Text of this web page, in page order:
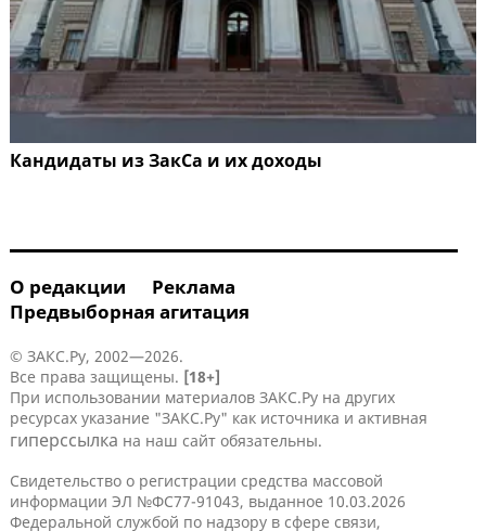
Кандидаты из ЗакСа и их доходы
О редакции
Реклама
Предвыборная агитация
© ЗАКС.Ру, 2002—2026.
Все права защищены. [18+]
При использовании материалов ЗАКС.Ру на других
ресурсах указание "ЗАКС.Ру" как источника и активная
гиперссылка на наш сайт обязательны.
Свидетельство о регистрации средства массовой
информации ЭЛ №ФС77-91043, выданное 10.03.2026
Федеральной службой по надзору в сфере связи,